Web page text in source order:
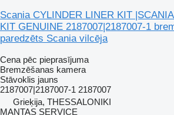
Scania CYLINDER LINER KIT
KIT GENUINE 2187007|2187007-1
paredzēts Scania vilcēja
Cena pēc pieprasījuma
Bremzēšanas kamera
Stāvoklis jauns
2187007|2187007-1 2187007
Grieķija, THESSALONIKI
MANTAS SERVICE